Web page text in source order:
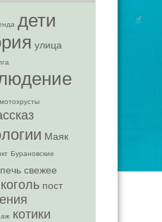
дети
улица
мотохрусты
Маяк
Бурановские
печь свежее
пост
котики